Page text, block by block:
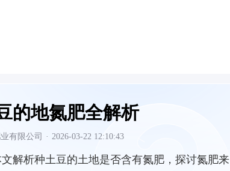
的地氮肥全解析
有限公司 · 2026-03-22 12:10:43
解析种土豆的土地是否含有氮肥，探讨氮肥来